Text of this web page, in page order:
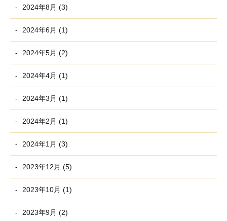
2024年8月 (3)
2024年6月 (1)
2024年5月 (2)
2024年4月 (1)
2024年3月 (1)
2024年2月 (1)
2024年1月 (3)
2023年12月 (5)
2023年10月 (1)
2023年9月 (2)